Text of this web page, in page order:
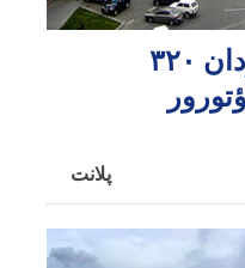
ارمنستان بو بانکلاردان ۳۲۰
پلانت